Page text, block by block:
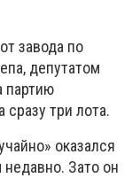
завода по
депутатом
партию
три лота.
оказался
Зато он